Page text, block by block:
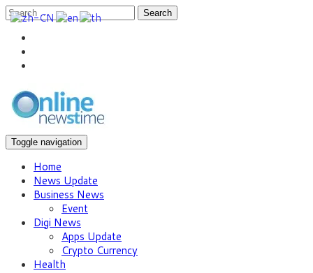
Search
Toggle navigation
Home
News Update
Business News
Event
Digi News
Apps Update
Crypto Currency
Health